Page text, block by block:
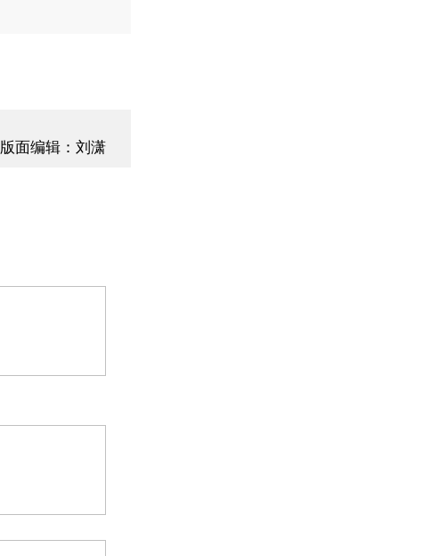
版面编辑：刘潇